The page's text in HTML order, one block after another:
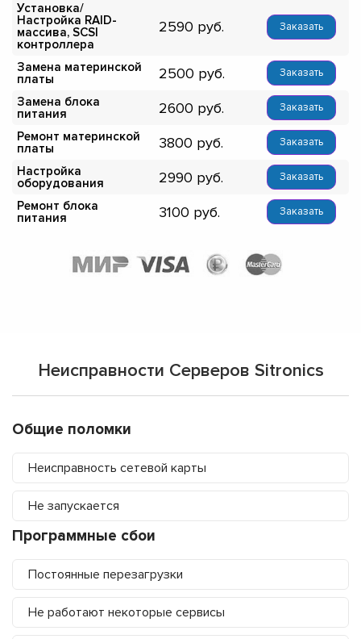
Установка/
Настройка RAID-
массива, SCSI
контроллера
2590 Заказать
Замена материнской
платы
2500 Заказать
Замена блока
питания
2600 Заказать
Ремонт материнской
платы
3800 Заказать
Настройка
оборудования
2990 Заказать
Ремонт блока
питания
3100 Заказать
Неисправности Серверов Sitronics
Общие поломки
Неисправность сетевой карты
Не запускается
Программные сбои
Постоянные перезагрузки
Не работают некоторые сервисы